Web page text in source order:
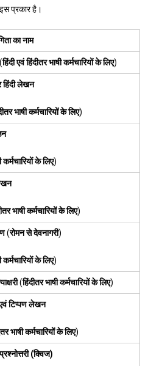
प्रकार है।
कानाम
हिंदीएवंहिंदीतरभाषीकर्मचारियोंकेलिए)
हिंदीलेखन
भाषीकर्मचारियोंकेलिए)
कर्मचारियोंकेलिए)
भाषीकर्मचारियोंकेलिए)
(रोमनसेदेवनागरी)
कर्मचारियोंकेलिए)
(हिंदीतरभाषीकर्मचारियोंकेलिए)
टिप्पणलेखन
भाषीकर्मचारियोंकेलिए)
(क्विज)